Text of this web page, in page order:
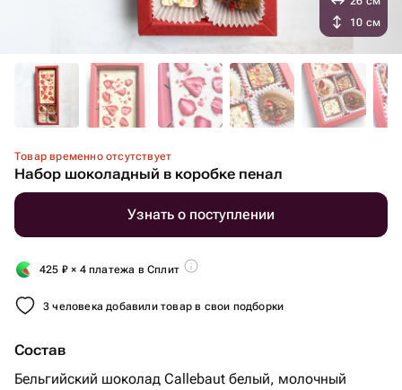
Товар временно отсутствует
Набор шоколадный в коробке пенал
Узнать о поступлении
425 ₽ × 4 платежа в Сплит
3 человека добавили товар в свои подборки
Состав
Бельгийский шоколад Callebaut белый, молочный
10 см